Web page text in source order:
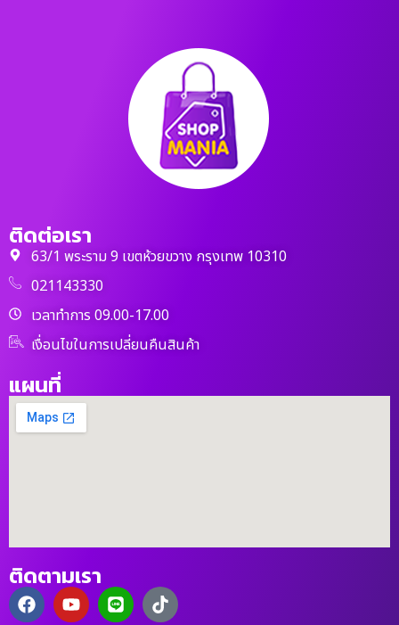
ติดต่อเรา
63/1 พระราม 9 เขตห้วยขวาง กรุงเทพ 10310
021143330
เวลาทำการ 09.00-17.00
เงื่อนไขในการเปลี่ยนคืนสินค้า
แผนที่
ติดตามเรา